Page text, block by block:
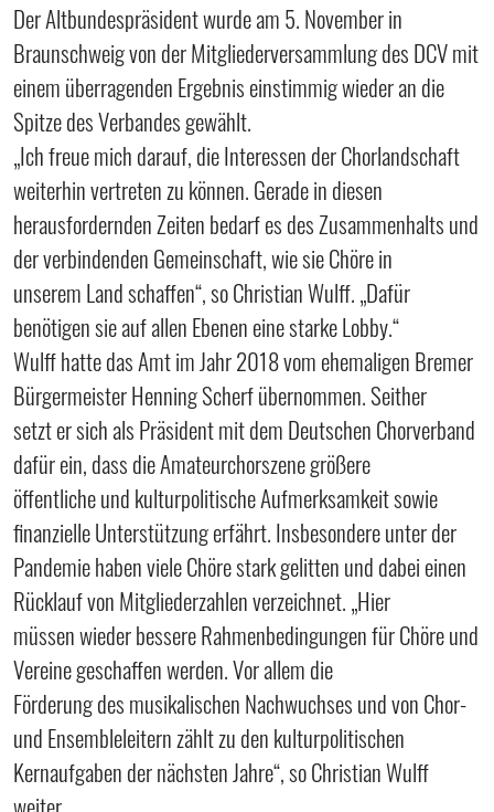
Der Altbundespräsident wurde am 5. November in
Braunschweig von der Mitgliederversammlung des DCV mit
einem überragenden Ergebnis einstimmig wieder an die
Spitze des Verbandes gewählt.
„Ich freue mich darauf, die Interessen der Chorlandschaft
weiterhin vertreten zu können. Gerade in diesen
herausfordernden Zeiten bedarf es des Zusammenhalts und
der verbindenden Gemeinschaft, wie sie Chöre in
unserem Land schaffen“, so Christian Wulff. „Dafür
benötigen sie auf allen Ebenen eine starke Lobby.“
Wulff hatte das Amt im Jahr 2018 vom ehemaligen Bremer
Bürgermeister Henning Scherf übernommen. Seither
setzt er sich als Präsident mit dem Deutschen Chorverband
dafür ein, dass die Amateurchorszene größere
öffentliche und kulturpolitische Aufmerksamkeit sowie
finanzielle Unterstützung erfährt. Insbesondere unter der
Pandemie haben viele Chöre stark gelitten und dabei einen
Rücklauf von Mitgliederzahlen verzeichnet. „Hier
müssen wieder bessere Rahmenbedingungen für Chöre und
Vereine geschaffen werden. Vor allem die
Förderung des musikalischen Nachwuchses und von Chor‐
und Ensembleleitern zählt zu den kulturpolitischen
Kernaufgaben der nächsten Jahre“, so Christian Wulff